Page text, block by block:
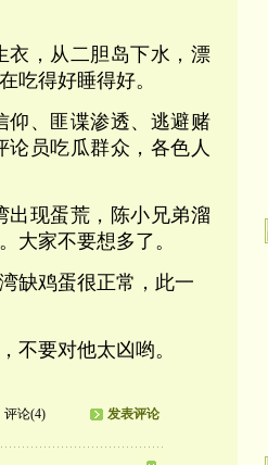
衣，从二胆岛下水，漂
吃得好睡得好。
仰、匪谍渗透、逃避赌
员吃瓜群众，各色人
出现蛋荒，陈小兄弟溜
大家不要想多了。
缺鸡蛋很正常，此一
不要对他太凶哟。
评论(4) 发表评论